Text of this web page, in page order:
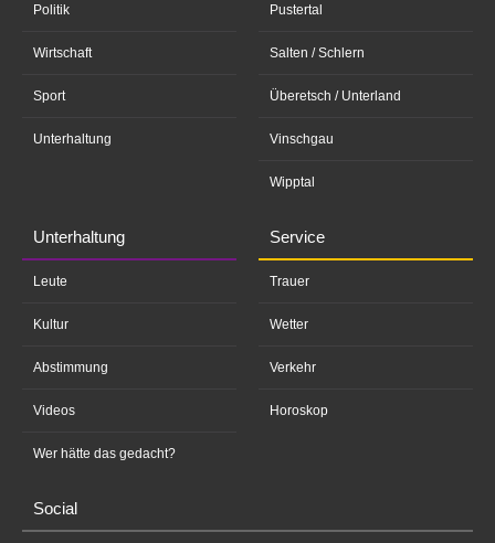
Politik
Wirtschaft
Sport
Unterhaltung
Pustertal
Salten / Schlern
Überetsch / Unterland
Vinschgau
Wipptal
Unterhaltung
Leute
Kultur
Abstimmung
Videos
Wer hätte das gedacht?
Service
Trauer
Wetter
Verkehr
Horoskop
Social